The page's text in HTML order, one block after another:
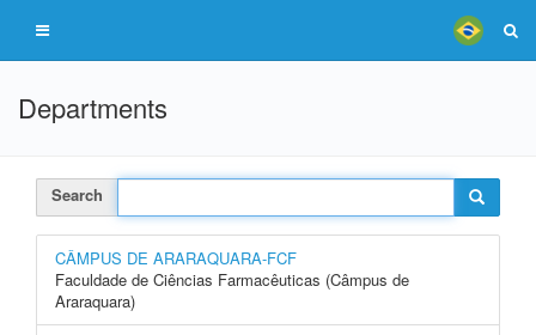
Departments
Search
CÂMPUS DE ARARAQUARA-FCF
Faculdade de Ciências Farmacêuticas (Câmpus de
Araraquara)